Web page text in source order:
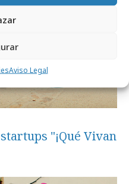
Aviso Legal
"¡Qué Vivan